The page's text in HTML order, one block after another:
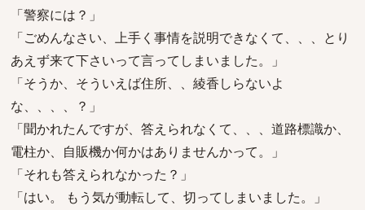
「警察には？」
「ごめんなさい、上手く事情を説明できなくて、、、とり
あえず来て下さいって言ってしまいました。」
「そうか、そういえば住所、、綾香しらないよ
な、、、、？」
「聞かれたんですが、答えられなくて、、、道路標識か、
電柱か、自販機か何かはありませんかって。」
「それも答えられなかった？」
「はい。 もう気が動転して、切ってしまいました。」